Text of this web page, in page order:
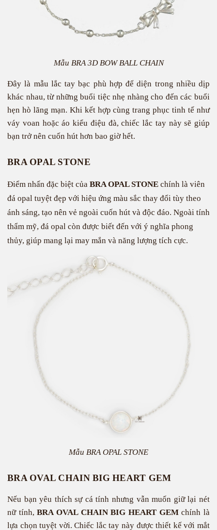
Mẫu BRA 3D BOW BALL CHAIN
Đây là mẫu lắc tay bạc phù hợp để diện trong nhiều dịp
khác nhau, từ những buổi tiệc nhẹ nhàng cho đến các buổi
hẹn hò lãng mạn. Khi kết hợp cùng trang phục tinh tế như
váy voan hoặc áo kiểu điệu đà, chiếc lắc tay này sẽ giúp
bạn trở nên cuốn hút hơn bao giờ hết.
BRA OPAL STONE
Điểm nhấn đặc biệt của BRA OPAL STONE chính là viên
đá opal tuyệt đẹp với hiệu ứng màu sắc thay đổi tùy theo
ánh sáng, tạo nên vẻ ngoài cuốn hút và độc đáo. Ngoài tính
thẩm mỹ, đá opal còn được biết đến với ý nghĩa phong
thủy, giúp mang lại may mắn và năng lượng tích cực.
Mẫu BRA OPAL STONE
BRA OVAL CHAIN BIG HEART GEM
Nếu bạn yêu thích sự cá tính nhưng vẫn muốn giữ lại nét
nữ tính, BRA OVAL CHAIN BIG HEART GEMchính là
lựa chọn tuyệt vời. Chiếc lắc tay này được thiết kế với mắt